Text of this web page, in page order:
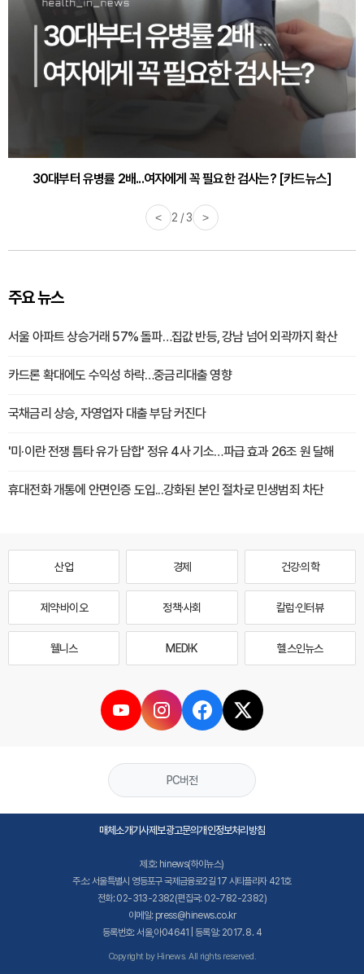
30대부터 유병률 2배...여자에게 꼭 필요한 검사는? [카드뉴스]
< 2 / 3 >
주요 뉴스
서울 아파트 상승거래 57% 돌파…집값 반등, 강남 넘어 외곽까지 확산
카드론 확대에도 수익성 하락…중금리대출 영향
국채금리 상승, 자영업자 대출 부담 커진다
'미·이란 전쟁 틈타 유가 담합' 정유 4사 기소…파급 효과 26조 원 달해
휴대전화 개통에 안면인증 도입...강화된 본인 절차로 민생범죄 차단
산업 경제 건강·의학
제약·바이오 정책·사회 칼럼·인터뷰
웰니스 MEDI·K 헬스인뉴스
PC버전
매체소개기사제보광고문의개인정보처리방침
제호: hinews(하이뉴스)
주소: 서울특별시 영등포구 국제금융로2길 17 시티플라자 421호
전화: 02-313-2382(편집국: 02-782-2382)
이메일: press@hinews.co.kr
등록번호: 서울,아04641 | 등록일: 2017. 8. 4
Copyright by Hinews. All rights reserved.